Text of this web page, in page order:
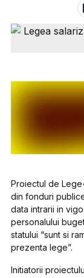
Proiectul de
din fonduri
data intrarii in
personalului
statului “sunt si
prezenta lege”.
Initiatorii